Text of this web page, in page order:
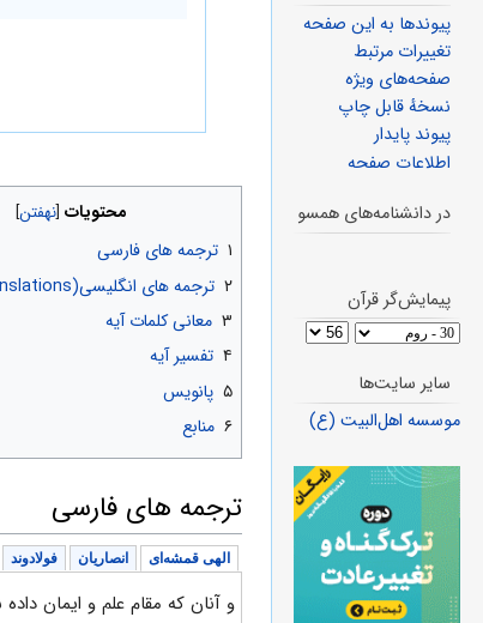
محتویات
۱ ترجمه های فارسی
۲ ترجمه های انگلیسی(English translations)
۳ معانی کلمات آیه
۴ تفسیر آیه
۵ پانویس
۶ منابع
ترجمه های فارسی
الهی قمشه‌ای انصاریان فولادوند
و آنان که مقام علم و ایمان
پیوندها به این صفحه
تغییرات مرتبط
صفحه‌های ویژه
نسخهٔ قابل چاپ
پیوند پایدار
اطلاعات صفحه
در دانشنامه‌های همسو
پیمایش‌گر قرآن
سایر سایت‌ها
موسسه اهل‌البیت (ع)